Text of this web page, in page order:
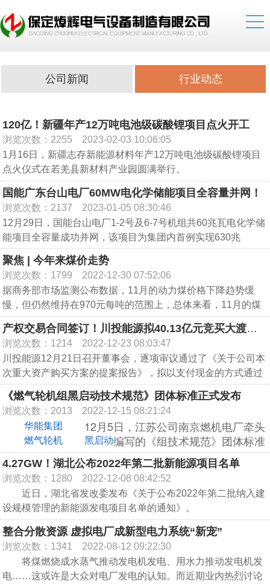
公司新闻 行业动态
120亿！新疆年产12万吨电池级碳酸锂项目点火开工
浏览次数：2255 2023-02-03 10:06:05
1月16日，新疆志存新能源材料年产12万吨电池级碳酸锂项目
点火仪式在若羌县新材料产业园圆满举行。
项目由新疆志存锂业有限公司投资建设，项目总投资120亿
元，项目占地1300亩，新建年产12万吨电池级碳酸锂智能化生
产基地，其中一期6万吨碳酸锂项目建成投产后将实现年产值
300亿元，拉动就业1500人，有效带动下游锂电项目快速落
地。
国能广东台山电厂60MW电化学储能项目全容量并网！
浏览次数：2137 2023-01-05 08:30:46
12月29日，国能台山电厂1-2号及6-7号机组共60兆瓦电化学储
能项目全容量成功并网，该项目为集团内首例实现630兆
瓦/1000兆瓦发电机组分别配套25兆瓦/35兆瓦的电化学储能辅
助调频。
据悉，该项目总容量60兆瓦，建筑面积达6000平方米，采用大
容量磷酸铁锂电池储能及高压级联技术辅助调频系统，分别利
用1-2号及6-7号发电机组6千伏厂用电系统为电量计量关口，安
装12组5兆瓦储能单元共计36个储能舱，配套建设四个6千伏开
关舱、2个站用变设备舱及2个监控舱。
聚焦 | 今年来煤价走势
浏览次数：1799 2022-12-30 07:52:06
据商务部市场监测公布数据，11月的动力煤价格下降趋势缓
慢，但仍然维持在970元每吨的范围上，总体来看，11月的煤
价还是处于全年中的高位。11月7日到13日国内动力煤价格情
况：动力煤价格970元/吨，环比下降0.3%。
33.png——以上数据来源于商务部市场检测数据
产权交易合同签订！川投能源拟40.13亿元竞买大渡河公司10%股权
浏览次数：1214 2022-12-23 08:03:47
川投能源12月21日召开董事会，逐项审议通过了《关于公司本
次重大资产购买方案的提案报告》，拟以支付现金的方式通过
北京产权交易所参与竞买国能大渡河流域水电开发有限公司
10%股权。
10月24日，**能源集团在北京产权交易所发布标的资产挂牌转
让公告，公开挂牌转让国能大渡河10%股权。11月23日，川投
能源收到北京产权交易所出具的《交易签约通知书》，确认公
司成为“国能大渡河流域水电开发有限公司10%股权”项目的受
让方，成交价格为40.13亿元。
12月21日，川投能源与交易对方**能源集团就本次交易签订了
附条件生效的《产权交易合同》并于当日召开第十一届董事会
十三次会议，审议本次交易的重组报告书（草案）及相关提案
报告。
《燃气轮机组黑启动技术规范》团体标准正式发布
浏览次数：2013 2022-12-15 08:21:24
12月5日，
华能集团
江苏公司南京燃机电厂牵头
编写的《
燃气轮机 组
黑启动
技术规范》团体标准
正式通过江苏省电力行业协会发布。
该标准是基于电厂黑启动电源点建设的相关经验，
对燃机电厂黑启动的总则、基本技术条件、黑启动试
验、黑启动程序及应急处置等环节制定标准。
4.27GW！湖北公布2022年第二批新能源项目名单
浏览次数：1280 2022-12-08 08:42:52
近日，湖北省发改委发布《关于公布2022年第二批纳入建
设规模管理的新能源发电项目名单的通知》。
《通知》显示，此次公布的7个风光火储新能源百万千瓦
基地(二期)项目共计15个，容量195万千瓦，其中：风电项目6
个、容量88万千瓦；光伏发电项目9个、容量107万千瓦。
整合分散资源 虚拟电厂成新型电力系统“新宠”
浏览次数：1341 2022-08-12 09:22:30
将煤燃烧成水蒸气推动发电机发电、用水力推动发电机发
电……这或许是大众对电厂发电的认知。而近期业内热烈讨论